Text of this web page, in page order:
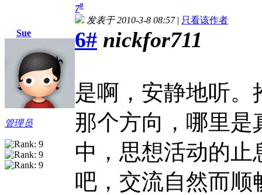
Sue
管理员
7#
发表于 2010-3-8 08:57| 只看该作者
6# nickfor711
是啊，安静地听
那个方向，哪里是
中，思想活动的
吧，交流自然而顺